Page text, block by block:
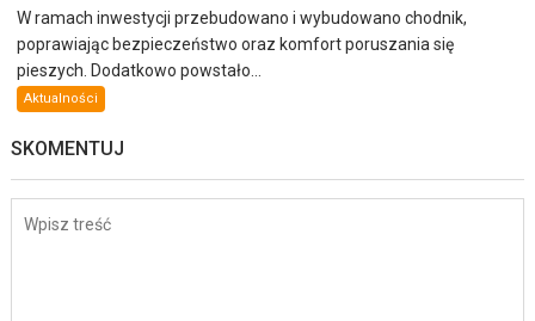
W ramach inwestycji przebudowano i wybudowano chodnik,
poprawiając bezpieczeństwo oraz komfort poruszania się
pieszych. Dodatkowo powstało...
Aktualności
SKOMENTUJ